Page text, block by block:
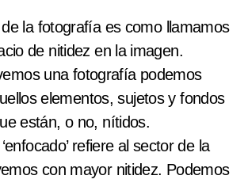
la fotografía es como llamamos
de nitidez en la imagen.
una fotografía podemos
elementos, sujetos y fondos
están, o no, nítidos.
refiere al sector de la
con mayor nitidez. Podemos